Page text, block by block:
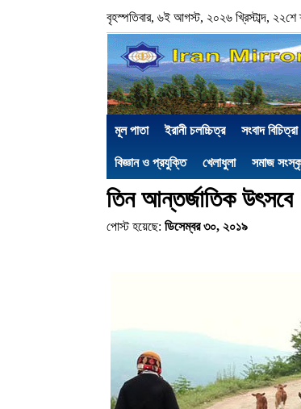
বৃহস্পতিবার, ৬ই আগস্ট, ২০২৬ খ্রিস্টাব্দ, ২২শে
মূল পাতা ইরানী চলচ্চিত্র সংবাদ বিচিত্রা
বিজ্ঞান ও প্রযুক্তি খেলাধুলা সমাজ
তিন আন্তর্জাতিক উৎসবে
পোস্ট হয়েছে: ডিসেম্বর ৩০, ২০১৯